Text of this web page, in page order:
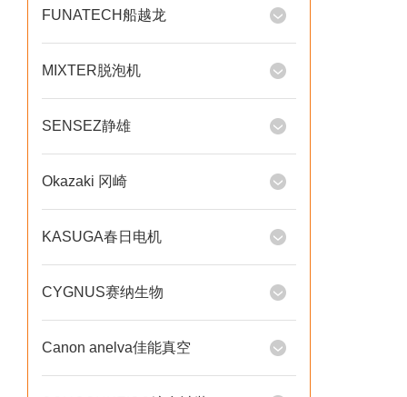
FUNATECH船越龙
MIXTER脱泡机
SENSEZ静雄
Okazaki 冈崎
KASUGA春日电机
CYGNUS赛纳生物
Canon anelva佳能真空